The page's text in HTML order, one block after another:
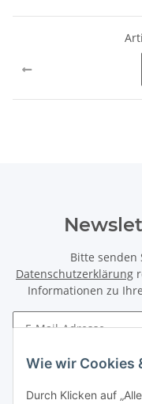
Wie wir Cookies
Durch Klicken auf
Bitte senden
Datenschutzerklärung
Informationen zu